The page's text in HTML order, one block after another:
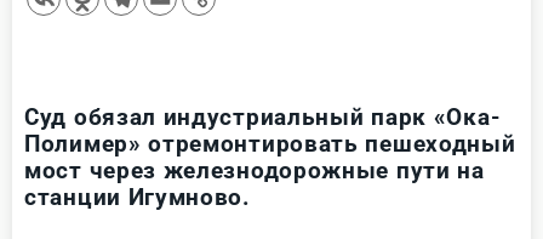
Суд обязал индустриальный парк «Ока-
Полимер» отремонтировать пешеходный
мост через железнодорожные пути на
станции Игумново.